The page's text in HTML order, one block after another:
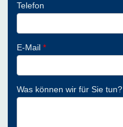
Telefon
E-Mail*
Was können wir für Sie tun?